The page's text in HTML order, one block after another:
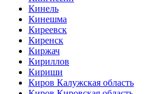
Кинель
Кинешма
Киреевск
Киренск
Киржач
Кириллов
Кириши
Киров Калужская область